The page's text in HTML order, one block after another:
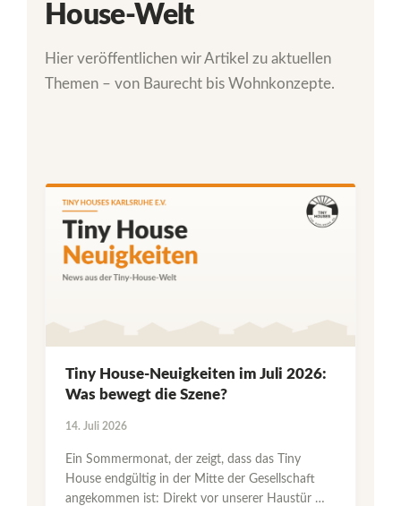
House-Welt
Hier veröffentlichen wir Artikel zu aktuellen
Themen – von Baurecht bis Wohnkonzepte.
Tiny House-Neuigkeiten im Juli 2026:
Was bewegt die Szene?
14. Juli 2026
Ein Sommermonat, der zeigt, dass das Tiny
House endgültig in der Mitte der Gesellschaft
angekommen ist: Direkt vor unserer Haustür …